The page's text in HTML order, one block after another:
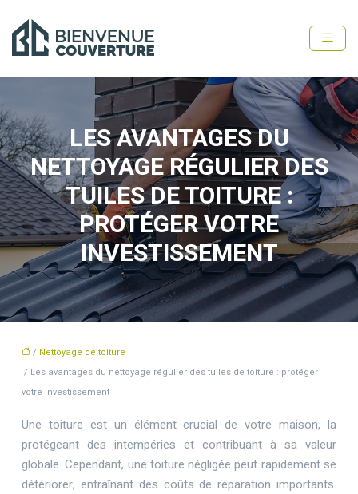
LES AVANTAGES DU
NETTOYAGE RÉGULIER DES
TUILES DE TOITURE :
PROTÉGER VOTRE
INVESTISSEMENT
/ Nettoyage de toiture
/ Les avantages du nettoyage régulier des tuiles de toiture : protéger
votre investissement
Une toiture est un élément crucial de votre maison, la
protégeant des intempéries et contribuant à sa valeur
globale. Cependant, une toiture négligée peut rapidement se
détériorer, entraînant des coûts de réparation importants.